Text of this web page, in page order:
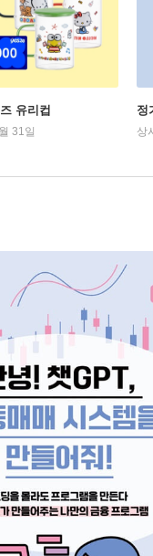
유리컵
31일
정
상